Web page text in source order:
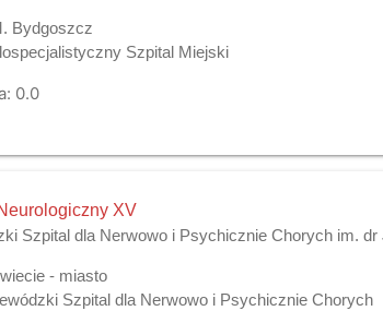
Bydgoszcz
Szpital Miejski
0.0
XV
Szpital dla Nerwowo i Psychicznie Chorych im.
- miasto
Szpital dla Nerwowo i Psychicznie Chorych